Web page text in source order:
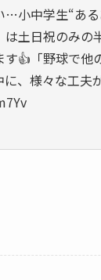
…小中学生“あ
土日祝のみの
👍「野球で他
に、様々な工夫